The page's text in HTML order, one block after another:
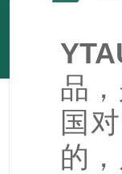
品
国
的